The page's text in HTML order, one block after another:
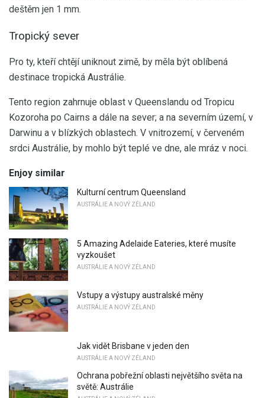
deštěm jen 1 mm.
Tropický sever
Pro ty, kteří chtějí uniknout zimě, by měla být oblíbená
destinace tropická Austrálie.
Tento region zahrnuje oblast v Queenslandu od Tropicu
Kozoroha po Cairns a dále na sever; a na severním území, v
Darwinu a v blízkých oblastech. V vnitrozemí, v červeném
srdci Austrálie, by mohlo být teplé ve dne, ale mráz v noci.
Enjoy similar
Kulturní centrum Queensland
AUSTRÁLIE A NOVÝ ZÉLAND
5 Amazing Adelaide Eateries, které musíte
vyzkoušet
AUSTRÁLIE A NOVÝ ZÉLAND
Vstupy a výstupy australské měny
AUSTRÁLIE A NOVÝ ZÉLAND
Jak vidět Brisbane v jeden den
AUSTRÁLIE A NOVÝ ZÉLAND
Ochrana pobřežní oblasti největšího světa na
světě: Austrálie